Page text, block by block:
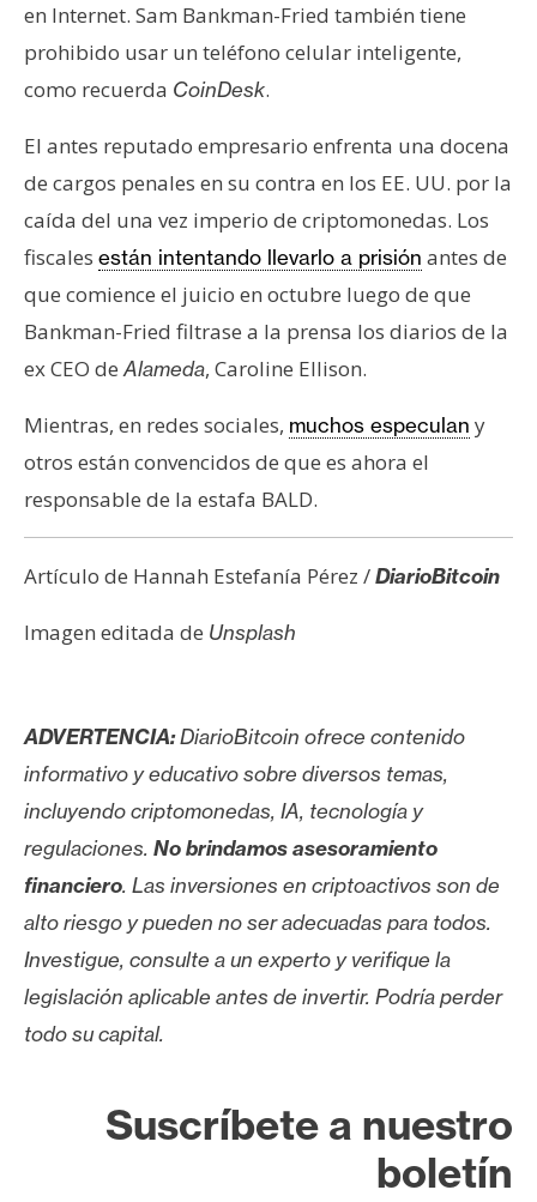
en Internet. Sam Bankman-Fried también tiene
prohibido usar un teléfono celular inteligente,
como recuerda CoinDesk.
El antes reputado empresario enfrenta una docena
de cargos penales en su contra en los EE. UU. por la
caída del una vez imperio de criptomonedas. Los
fiscales están intentando llevarlo a prisión antes de
que comience el juicio en octubre luego de que
Bankman-Fried filtrase a la prensa los diarios de la
ex CEO deAlameda, Caroline Ellison.
Mientras, en redes sociales, muchos especulan y
otros están convencidos de que es ahora el
responsable de la estafa BALD.
Artículo de Hannah Estefanía Pérez /DiarioBitcoin
Imagen editada de Unsplash
ADVERTENCIA:DiarioBitcoin ofrece contenido
informativo y educativo sobre diversos temas,
incluyendo criptomonedas, IA, tecnología y
regulaciones. No brindamos asesoramiento
financiero. Las inversiones en criptoactivos son de
alto riesgo y pueden no ser adecuadas para todos.
Investigue, consulte a un experto y verifique la
legislación aplicable antes de invertir. Podría perder
todo su capital.
Suscríbete a nuestro
boletín